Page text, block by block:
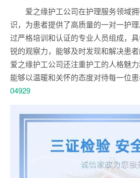
爱之缘护工公司在护理服务领域
识，为患者提供了高质量的一对一护
过严格培训和认证的专业人员组成，
锐的观察力，能够及时发现和解决患者
爱之缘护工公司还注重护工的人格魅
能够以温暖和关怀的态度对待每一位患
04929